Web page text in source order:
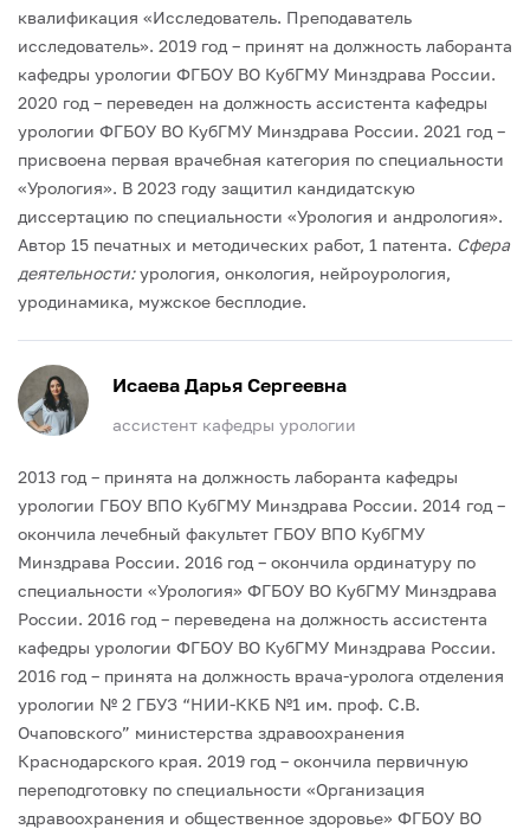
квалификация «Исследователь. Преподаватель
исследователь». 2019 год – принят на должность лаборанта
кафедры урологии ФГБОУ ВО КубГМУ Минздрава России.
2020 год – переведен на должность ассистента кафедры
урологии ФГБОУ ВО КубГМУ Минздрава России. 2021 год –
присвоена первая врачебная категория по специальности
«Урология». В 2023 году защитил кандидатскую
диссертацию по специальности «Урология и андрология».
Автор 15 печатных и методических работ, 1 патента. Сфера
деятельности:урология, онкология, нейроурология,
уродинамика, мужское бесплодие.
Исаева Дарья Сергеевна
ассистент кафедры урологии
2013 год – принята на должность лаборанта кафедры
урологии ГБОУ ВПО КубГМУ Минздрава России. 2014 год –
окончила лечебный факультет ГБОУ ВПО КубГМУ
Минздрава России. 2016 год – окончила ординатуру по
специальности «Урология» ФГБОУ ВО КубГМУ Минздрава
России. 2016 год – переведена на должность ассистента
кафедры урологии ФГБОУ ВО КубГМУ Минздрава России.
2016 год – принята на должность врача-уролога отделения
урологии № 2 ГБУЗ “НИИ-ККБ №1 им. проф. С.В.
Очаповского” министерства здравоохранения
Краснодарского края. 2019 год – окончила первичную
переподготовку по специальности «Организация
здравоохранения и общественное здоровье» ФГБОУ ВО